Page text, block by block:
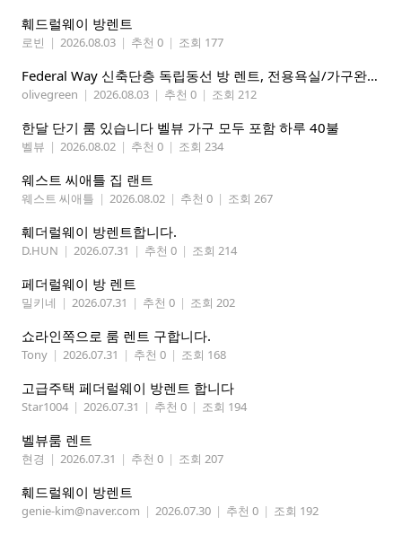
훼드럴웨이 방렌트
로빈 | 2026.08.03 | 추천 0 | 조회 177
Federal Way 신축단층 독립동선 방 렌트, 전용욕실/가구완비 (여자분)
olivegreen | 2026.08.03 | 추천 0 | 조회 212
한달 단기 룸 있습니다 벨뷰 가구 모두 포함 하루 40불
벨뷰 | 2026.08.02 | 추천 0 | 조회 234
웨스트 씨애틀 집 랜트
웨스트 씨애틀 | 2026.08.02 | 추천 0 | 조회 267
훼더럴웨이 방렌트합니다.
D.HUN | 2026.07.31 | 추천 0 | 조회 214
페더럴웨이 방 렌트
밀키네 | 2026.07.31 | 추천 0 | 조회 202
쇼라인쪽으로 룸 렌트 구합니다.
Tony | 2026.07.31 | 추천 0 | 조회 168
고급주택 페더럴웨이 방렌트 합니다
Star1004 | 2026.07.31 | 추천 0 | 조회 194
벨뷰룸 렌트
현경 | 2026.07.31 | 추천 0 | 조회 207
훼드럴웨이 방렌트
genie-kim@naver.com | 2026.07.30 | 추천 0 | 조회 192